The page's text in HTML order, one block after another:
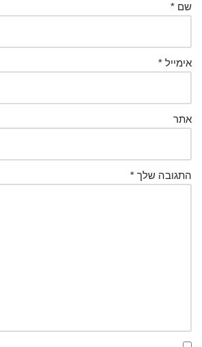
שם *
אימייל *
אתר
התגובה שלך *